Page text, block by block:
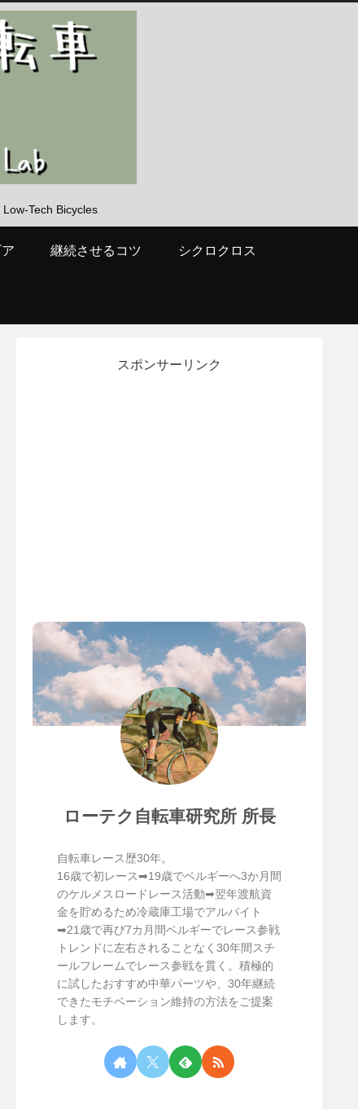
Tech Bicycles
継続させるコツ シクロクロス
スポンサーリンク
ローテク自転車研究所 所長
自転車レース歴30年。
16歳で初レース➡19歳でベルギーへ3か月間
のケルメスロードレース活動➡翌年渡航資
金を貯めるため冷蔵庫工場でアルバイト
➡21歳で再び7カ月間ベルギーでレース参戦
トレンドに左右されることなく30年間スチ
ールフレームでレース参戦を貫く。積極的
に試したおすすめ中華パーツや、30年継続
できたモチベーション維持の方法をご提案
します。